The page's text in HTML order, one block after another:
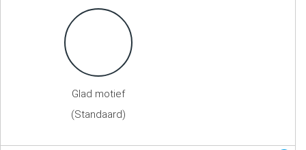
Glad motief
(Standaard)